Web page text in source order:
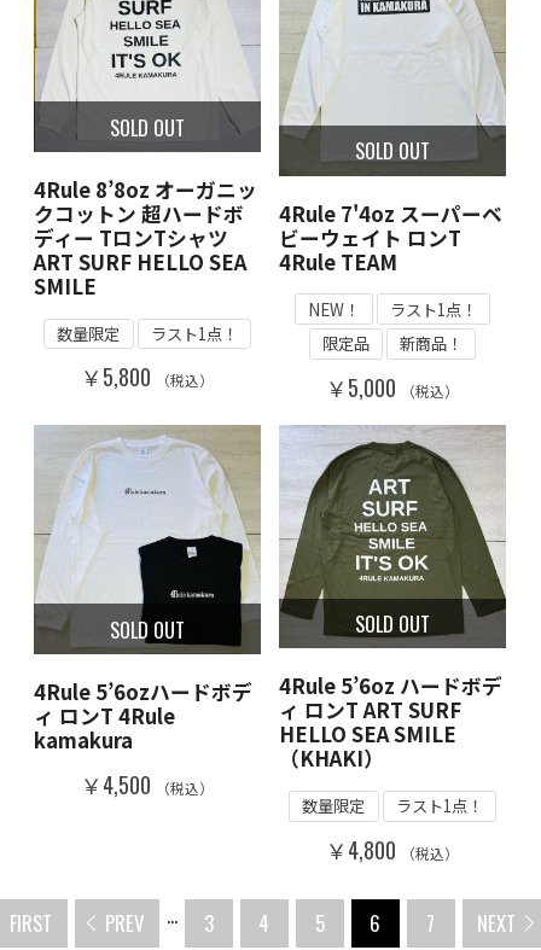
SOLD OUT
4Rule 8’8oz オーガニッ
クコットン 超ハードボ
ディー TロンTシャツ
ART SURF HELLO SEA
SMILE
数量限定 ラスト1点！
￥5,800 （税込）
SOLD OUT
4Rule 7'4oz スーパーベ
ビーウェイト ロンT
4Rule TEAM
NEW！
ラスト1点！
限定品
新商品！
￥5,000 （税込）
SOLD OUT
4Rule 5’6ozハードボデ
ィ ロンT 4Rule
kamakura
￥4,500 （税込）
SOLD OUT
4Rule 5’6oz ハードボデ
ィ ロンT ART SURF
HELLO SEA SMILE
（KHAKI）
数量限定 ラスト1点！
￥4,800 （税込）
FIRST PREV ... 3 4 5 6 7 NEXT